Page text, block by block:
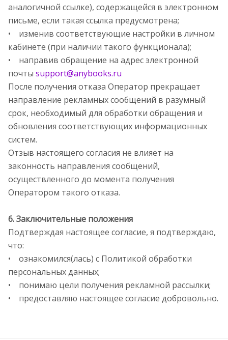
аналогичной ссылке), содержащейся в электронном
письме, если такая ссылка предусмотрена;
• изменив соответствующие настройки в личном
кабинете (при наличии такого функционала);
• направив обращение на адрес электронной
почты support@anybooks.ru
После получения отказа Оператор прекращает
направление рекламных сообщений в разумный
срок, необходимый для обработки обращения и
обновления соответствующих информационных
систем.
Отзыв настоящего согласия не влияет на
законность направления сообщений,
осуществленного до момента получения
Оператором такого отказа.
6. Заключительные положения
Подтверждая настоящее согласие, я подтверждаю,
что:
• ознакомился(лась) с Политикой обработки
персональных данных;
• понимаю цели получения рекламной рассылки;
• предоставляю настоящее согласие добровольно.